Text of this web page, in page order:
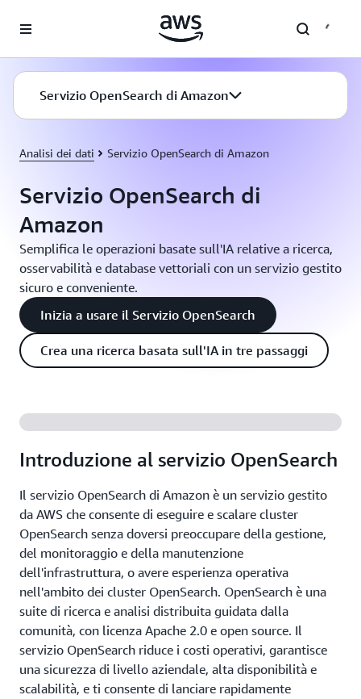
Servizio OpenSearch di Amazon
Analisi dei dati Servizio OpenSearch di Amazon
Servizio OpenSearch di
Amazon
Semplifica le operazioni basate sull'IA relative a ricerca,
osservabilità e database vettoriali con un servizio gestito
sicuro e conveniente.
Inizia a usare il Servizio OpenSearch
Crea una ricerca basata sull'IA in tre passaggi
Introduzione al servizio OpenSearch
Il servizio OpenSearch di Amazon è un servizio gestito
da AWS che consente di eseguire e scalare cluster
OpenSearch senza doversi preoccupare della gestione,
del monitoraggio e della manutenzione
dell'infrastruttura, o avere esperienza operativa
nell'ambito dei cluster OpenSearch. OpenSearch è una
suite di ricerca e analisi distribuita guidata dalla
comunità, con licenza Apache 2.0 e open source. Il
servizio OpenSearch riduce i costi operativi, garantisce
una sicurezza di livello aziendale, alta disponibilità e
scalabilità, e ti consente di lanciare rapidamente